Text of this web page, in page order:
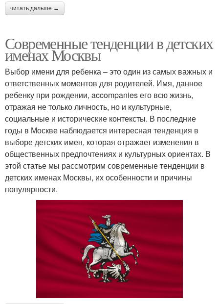
читать дальше →
Современные тенденции в детских
именах Москвы
Выбор имени для ребенка – это один из самых важных и
ответственных моментов для родителей. Имя, данное
ребенку при рождении, accompanies его всю жизнь,
отражая не только личность, но и культурные,
социальные и исторические контексты. В последние
годы в Москве наблюдается интересная тенденция в
выборе детских имен, которая отражает изменения в
общественных предпочтениях и культурных ориентах. В
этой статье мы рассмотрим современные тенденции в
детских именах Москвы, их особенности и причины
популярности.